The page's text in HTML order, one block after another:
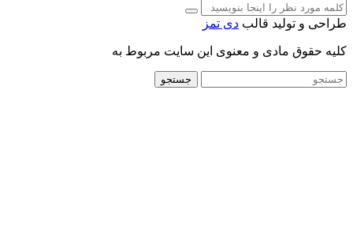
طراحی و تولید قالب دی تمز
کلیه حقوق مادی و معنوی این سایت مربوط به
جستجو